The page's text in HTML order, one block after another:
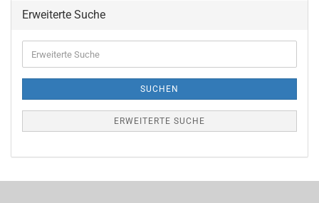
Erweiterte Suche
Suche
SUCHEN
ERWEITERTE SUCHE